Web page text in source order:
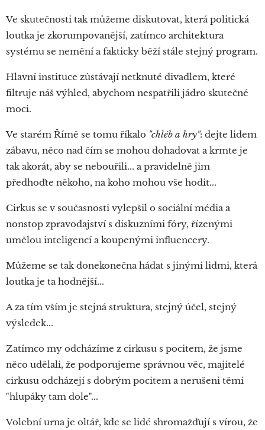
Ve skutečnosti tak můžeme diskutovat, která politická
loutka je zkorumpovanější, zatímco architektura
systému se nemění a fakticky běží stále stejný program.
Hlavní instituce zůstávají netknuté divadlem, které
filtruje náš výhled, abychom nespatřili jádro skutečné
moci.
Ve starém Římě se tomu říkalo "chléb a hry": dejte lidem
zábavu, něco nad čím se mohou dohadovat a krmte je
tak akorát, aby se nebouřili... a pravidelně jim
předhoďte někoho, na koho mohou vše hodit...
Cirkus se v současnosti vylepšil o sociální média a
nonstop zpravodajství s diskuzními fóry, řízenými
umělou inteligencí a koupenými influencery.
Můžeme se tak donekonečna hádat s jinými lidmi, která
loutka je ta hodnější...
A za tím vším je stejná struktura, stejný účel, stejný
výsledek...
Zatímco my odcházíme z cirkusu s pocitem, že jsme
něco udělali, že podporujeme správnou věc, majitelé
cirkusu odcházejí s dobrým pocitem a nerušeni těmi
"hlupáky tam dole"...
Volební urna je oltář, kde se lidé shromažďují s vírou, že